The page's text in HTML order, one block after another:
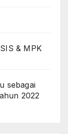
& MPK
sebagai
2022